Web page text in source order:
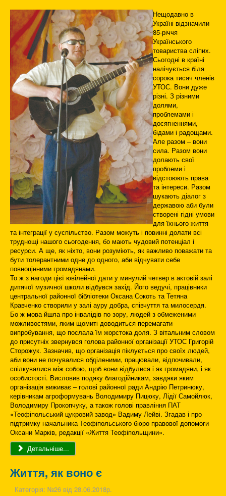
Нещодавно в
Україні відзначили
85-річчя
Українського
товариства сліпих.
Сьогодні в країні
налічується біля
сорока тисяч членів
УТОС. Вони дуже
різні. З різними
долями,
проблемами і
досягненнями,
бідами і радощами.
Але разом – вони
сила. Разом вони
долають свої
проблеми і
відстоюють права
та інтереси. Разом
шукають діалог з
державою аби були
створені гідні умови
для їхнього життя
та інтеграції у суспільство. Разом можуть і повинні долати всі
труднощі нашого сьогодення, бо мають чудовий потенціал і
ресурси. А ще, як ніхто, вони розуміють, як важливо поважати та
бути толерантними одне до одного, аби відчувати себе
повноцінними громадянами.
То ж з нагоди цієї ювілейної дати у минулий четвер в актовій залі
дитячої музичної школи відбувся захід. Його ведучі, працівники
центральної районної бібліотеки Оксана Сокоть та Тетяна
Кравченко створили у залі ауру добра, співчуття та милосердя.
Бо ж мова йшла про інвалідів по зору, людей з обмеженими
можливостями, яким щомиті доводиться перемагати
випробування, що послала їм жорстока доля. З вітальним словом
до присутніх звернувся голова районної організації УТОС Григорій
Сторожук. Зазначив, що організація піклується про своїх людей,
аби вони не почувалися обділеними, працювали, відпочивали,
спілкувалися між собою, щоб вони відбулися і як громадяни, і як
особистості. Висловив подяку благодійникам, завдяки яким
організація виживає – голові районної ради Андрію Петринюку,
керівникам агроформувань Володимиру Пицюку, Лідії Самойлюк,
Володимиру Прокопчуку, а також голові правління ПАТ
«Теофіпольський цукровий завод» Вадиму Лейві. Згадав і про
підтримку начальника Теофіпольського бюро правової допомоги
Оксани Марків, редакції «Життя Теофіпольщини».
Детальніше...
Життя, як воно є
Категорія: №26 від 28.06.2018р.